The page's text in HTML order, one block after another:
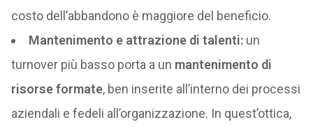
costo dell’abbandono è maggiore del beneficio.
Mantenimento e attrazione di talenti: un
turnover più basso porta a un mantenimento di
risorseformate, ben inserite all’interno dei processi
aziendali e fedeli all’organizzazione. In quest’ottica,